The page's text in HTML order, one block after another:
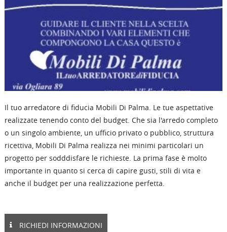
Il tuo arredatore di fiducia Mobili Di Palma. Le tue aspettative
realizzate tenendo conto del budget. Che sia l'arredo completo
o un singolo ambiente, un ufficio privato o pubblico, struttura
ricettiva, Mobili Di Palma realizza nei minimi particolari un
progetto per sodddisfare le richieste. La prima fase è molto
importante in quanto si cerca di capire gusti, stili di vita e
anche il budget per una realizzazione perfetta.
RICHIEDI INFORMAZIONI